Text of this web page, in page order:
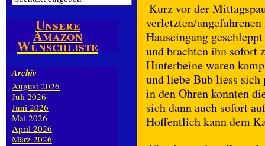
Kurz vor der
verletzten/
Hauseingang
und brachten ihn sofort
Hinterbeine waren
und liebe Bub liess sich
in den Ohren konnten
sich dann auch sofort
Hoffentlich kann dem
Unsere
Amazon
Wunschliste
Archiv
August 2026
Juli 2026
Juni 2026
Mai 2026
April 2026
März 2026